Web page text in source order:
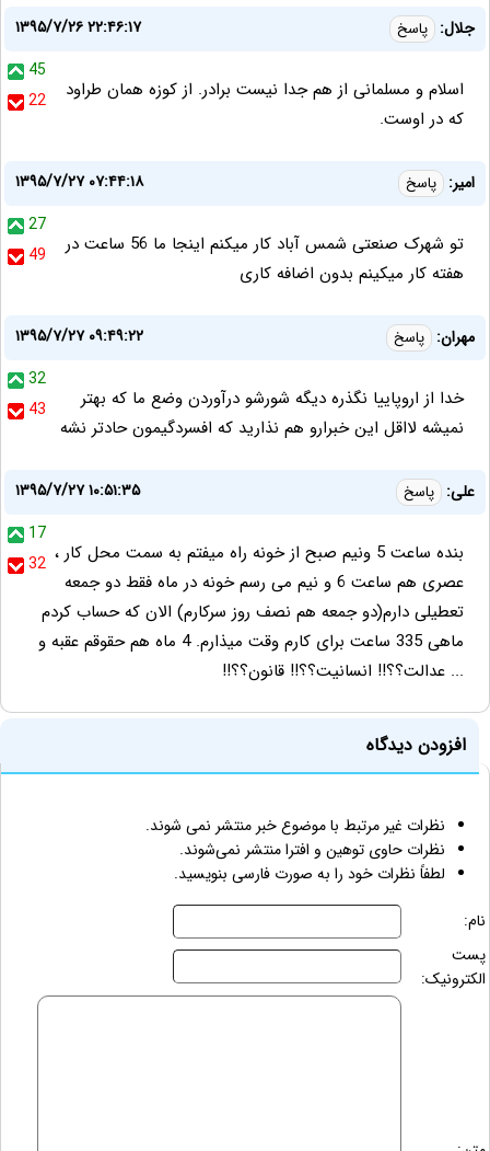
جلال: پاسخ
۱۳۹۵/۷/۲۶ ۲۲:۴۶:۱۷
45
22
اسلام و مسلمانی از هم جدا نیست برادر. از کوزه همان طراود
که در اوست.
امیر: پاسخ
۱۳۹۵/۷/۲۷ ۰۷:۴۴:۱۸
27
49
تو شهرک صنعتی شمس آباد کار میکنم اینجا ما 56 ساعت در
هفته کار میکینم بدون اضافه کاری
مهران: پاسخ
۱۳۹۵/۷/۲۷ ۰۹:۴۹:۲۲
32
43
خدا از اروپاییا نگذره دیگه شورشو درآوردن وضع ما که بهتر
نمیشه لااقل این خبرارو هم نذارید که افسردگیمون حادتر نشه
علی: پاسخ
۱۳۹۵/۷/۲۷ ۱۰:۵۱:۳۵
17
32 بنده ساعت 5 ونیم صبح از خونه راه میفتم به سمت محل کار ،
عصری هم ساعت 6 و نیم می رسم خونه در ماه فقط دو جمعه
تعطیلی دارم(دو جمعه هم نصف روز سرکارم) الان که حساب کردم
ماهی 335 ساعت برای کارم وقت میذارم. 4 ماه هم حقوقم عقبه و
... عدالت؟؟!! انسانیت؟؟!! قانون؟؟!!
افزودن دیدگاه
نظرات غیر مرتبط با موضوع خبر منتشر نمی شوند.
نظرات حاوی توهین و افترا منتشر نمی‌شوند.
لطفاً نظرات خود را به صورت فارسی بنویسید.
نام:
پست
الکترونیک: